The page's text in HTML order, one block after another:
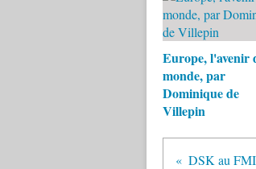
Europe, l'avenir
monde, par
Dominique de
Villepin
DSK au FMI